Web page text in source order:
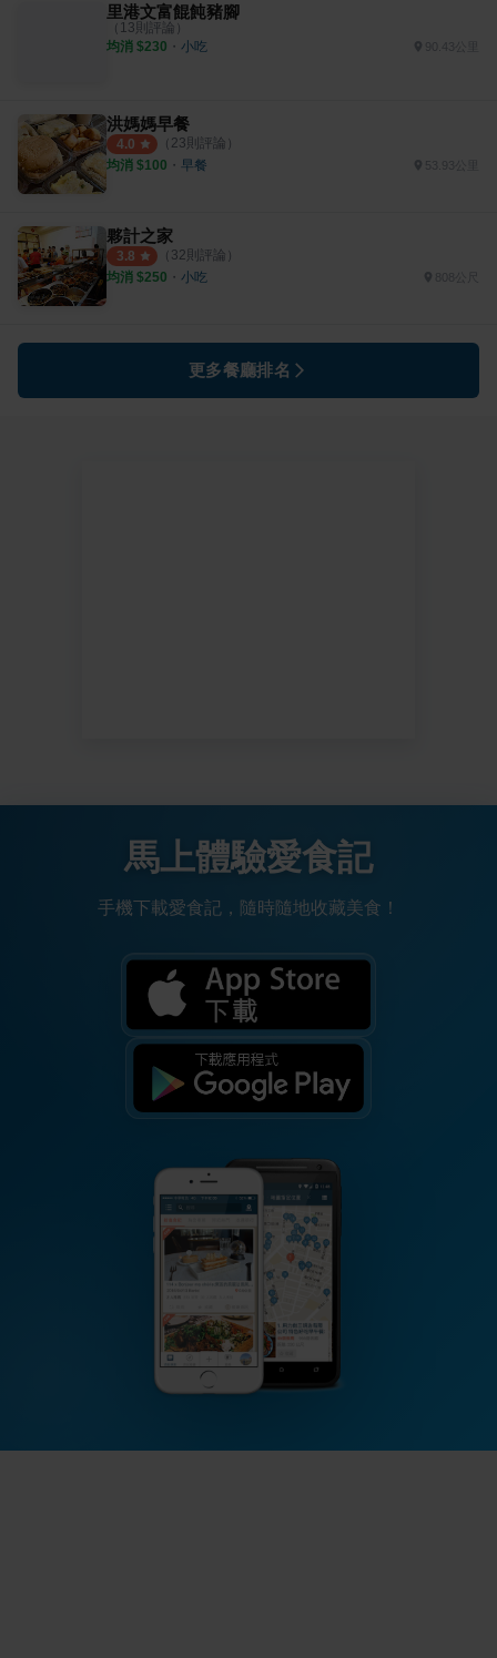
里港文富餛飩豬腳
（ 13則評論）
均消 $230 ・ 小吃 90.43公里
洪媽媽早餐
4.0 （ 23則評論）
均消 $100 ・ 早餐 53.93公里
夥計之家
3.8 （ 32則評論）
均消 $250 ・ 小吃
更多餐廳排名
馬上體驗愛食記
手機下載愛食記，隨時隨地收藏美食！